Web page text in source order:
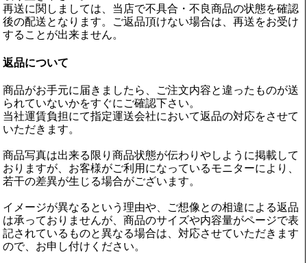
再送に関しましては、当店で不具合・不良商品の状態を確認
後の配送となります。ご返品頂けない場合は、再送をお受け
することが出来ません。
返品について
商品がお手元に届きましたら、ご注文内容と違ったものが送
られていないかをすぐにご確認下さい。
当社運賃負担にて指定運送会社において返品の対応をさせて
いただきます。
商品写真は出来る限り商品状態が伝わりやしように掲載して
おりますが、お客様がご利用になっているモニターにより、
若干の差異が生じる場合がございます。
イメージが異なるという理由や、ご想像との相違による返品
は承っておりませんが、商品のサイズや内容量がページで表
記されているものと異なる場合は、対応させていただきます
ので、お申し付けください。